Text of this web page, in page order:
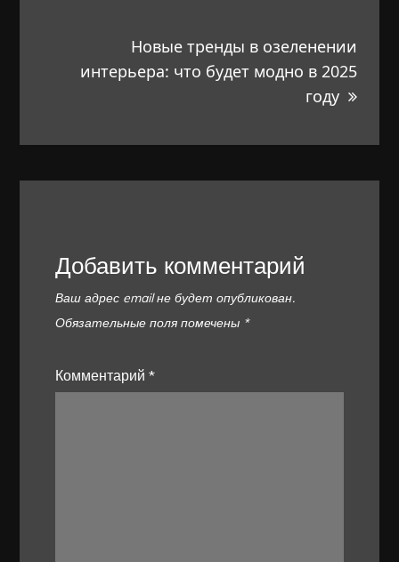
Новые тренды в озеленении
интерьера: что будет модно в 2025
году
Добавить комментарий
Ваш адрес email не будет опубликован.
Обязательные поля помечены *
Комментарий*